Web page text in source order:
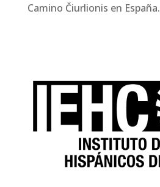
Camino Čiurlionis en España.